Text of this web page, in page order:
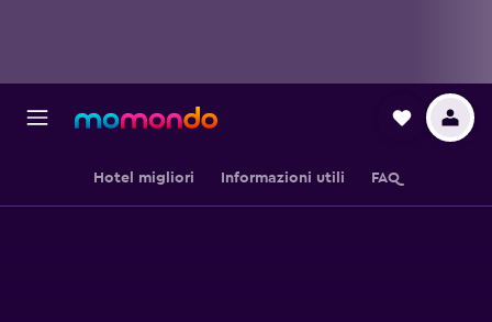
Hotel migliori Informazioni utili FAQ